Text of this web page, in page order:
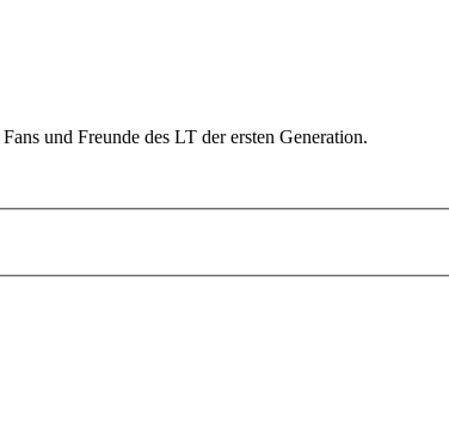
und Freunde des LT der ersten Generation.